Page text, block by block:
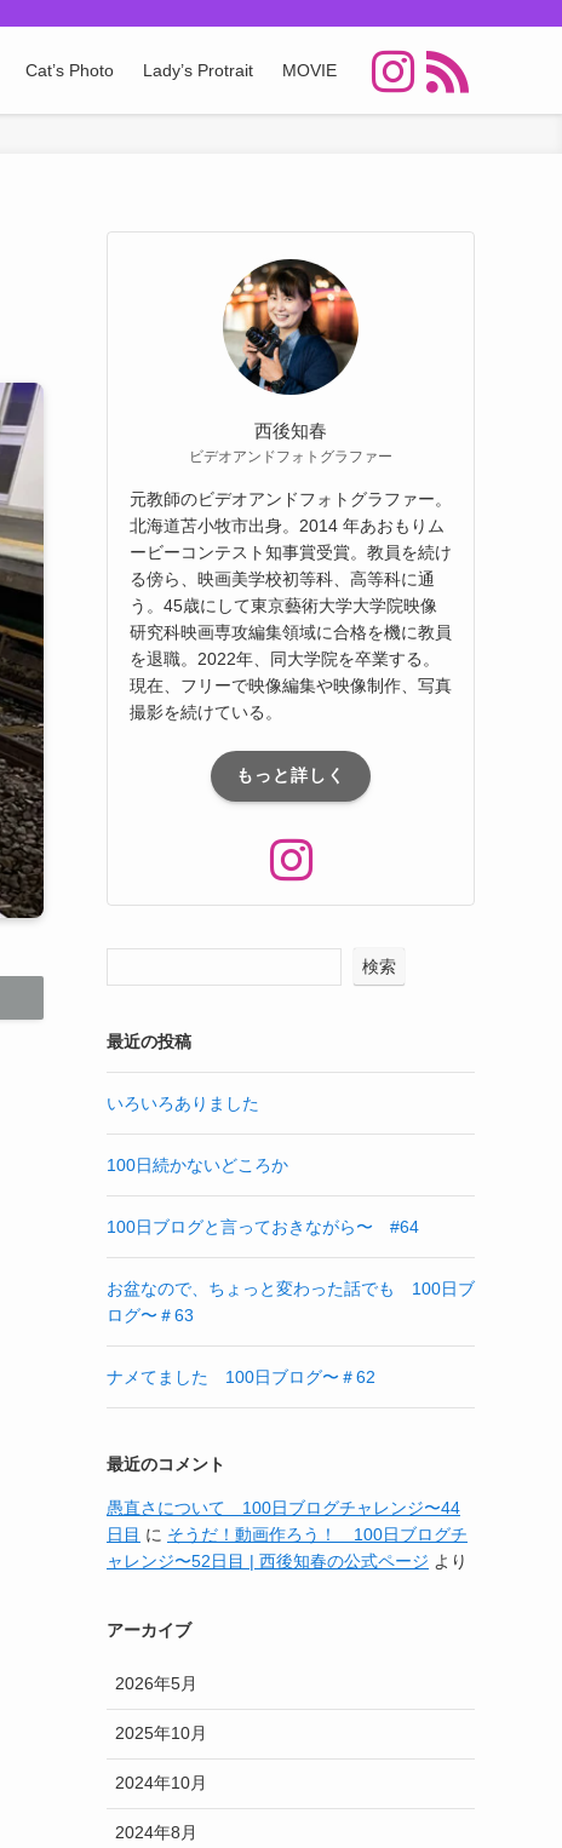
Cat’s Photo Lady’s Protrait MOVIE
西後知春
ビデオアンドフォトグラファー
元教師のビデオアンドフォトグラファー。
北海道苫⼩牧市出⾝。2014 年あおもりム
ービーコンテスト知事賞受賞。教員を続け
る傍ら、映画美学校初等科、⾼等科に通
う。45歳にして東京藝術⼤学⼤学院映像
研究科映画専攻編集領域に合格を機に教員
を退職。2022年、同⼤学院を卒業する。
現在、フリーで映像編集や映像制作、写真
撮影を続けている。
もっと詳しく
検索
最近の投稿
いろいろありました
100日続かないどころか
100日ブログと言っておきながら〜 #64
お盆なので、ちょっと変わった話でも 100日ブ
ログ〜＃63
ナメてました 100日ブログ〜＃62
最近のコメント
愚直さについて 100日ブログチャレンジ〜44
日目 に そうだ！動画作ろう！ 100日ブログチ
ャレンジ〜52日目 | 西後知春の公式ページ より
アーカイブ
2026年5月
2025年10月
2024年10月
2024年8月